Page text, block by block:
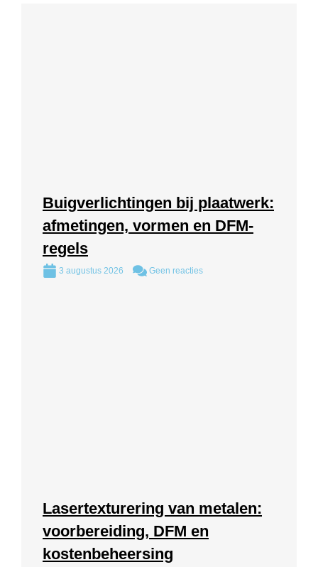
Buigverlichtingen bij plaatwerk:
afmetingen, vormen en DFM-
regels
3 augustus 2026 Geen reacties
Lasertexturering van metalen:
voorbereiding, DFM en
kostenbeheersing